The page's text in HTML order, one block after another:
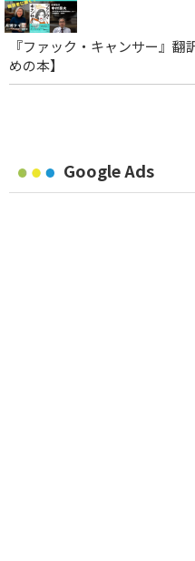
『ファック・キャンサー』
めの本】
Google Ads